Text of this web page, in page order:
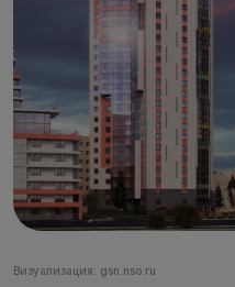
Визуализация: gsn.nso.ru